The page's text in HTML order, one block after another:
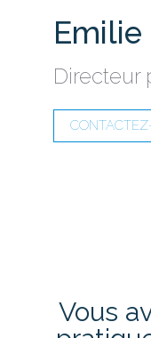
Emilie
Directeur
Vous